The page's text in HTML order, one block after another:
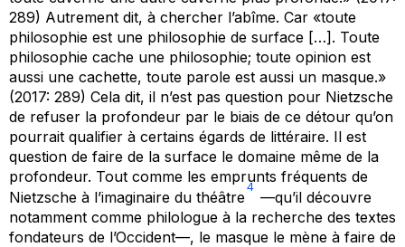
289) Autrement dit, à chercher l’abîme. Car «toute
philosophie est une philosophie de surface […]. Toute
philosophie cache une philosophie; toute opinion est
aussi une cachette, toute parole est aussi un masque.»
(2017: 289) Cela dit, il n’est pas question pour Nietzsche
de refuser la profondeur par le biais de ce détour qu’on
pourrait qualifier à certains égards de littéraire. Il est
question de faire de la surface le domaine même de la
profondeur. Tout comme les emprunts fréquents de
Nietzsche à l’imaginaire du théâtre
4
—qu’il découvre
notamment comme philologue à la recherche des textes
fondateurs de l’Occident—, le masque le mène à faire de